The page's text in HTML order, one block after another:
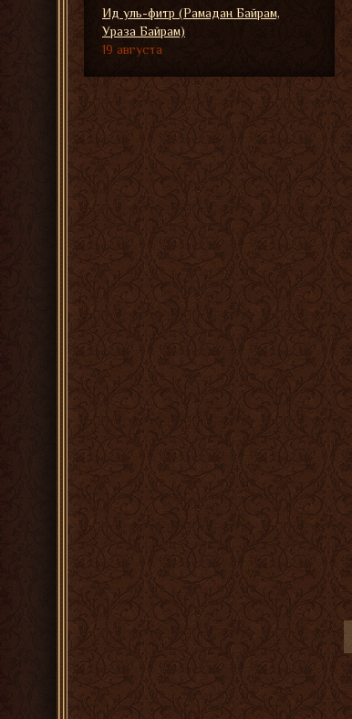
Ид уль-фитр (Рамадан Байрам,
Ураза Байрам)
19 августа